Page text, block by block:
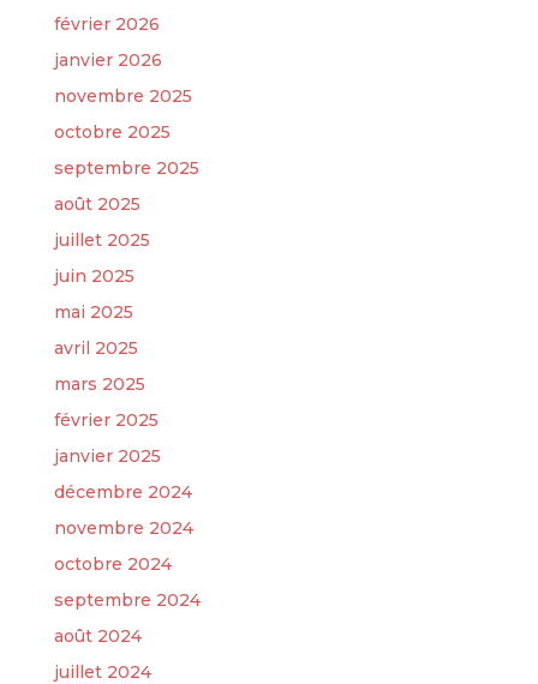
février 2026
janvier 2026
novembre 2025
octobre 2025
septembre 2025
août 2025
juillet 2025
juin 2025
mai 2025
avril 2025
mars 2025
février 2025
janvier 2025
décembre 2024
novembre 2024
octobre 2024
septembre 2024
août 2024
juillet 2024